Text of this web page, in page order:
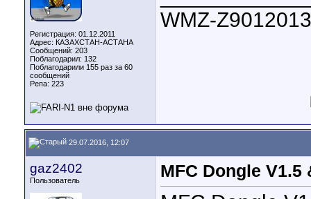
Регистрация: 01.12.2011
Адрес: КАЗАХСТАН-АСТАНА
Сообщений: 203
Поблагодарил: 132
Поблагодарили 155 раз за 60
сообщений
Репа: 223
WMZ-
29.07.2016, 12:07
gaz2402
Пользователь MFC Dongle V1.5